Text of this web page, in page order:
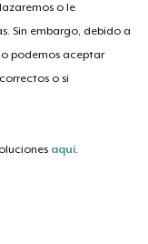
o le
Sin embargo, debido a
podemos aceptar
o si
aquí.